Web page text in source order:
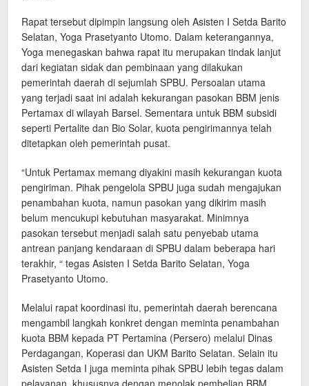
Rapat tersebut dipimpin langsung oleh Asisten I Setda Barito
Selatan, Yoga Prasetyanto Utomo. Dalam keterangannya,
Yoga menegaskan bahwa rapat itu merupakan tindak lanjut
dari kegiatan sidak dan pembinaan yang dilakukan
pemerintah daerah di sejumlah SPBU. Persoalan utama
yang terjadi saat ini adalah kekurangan pasokan BBM jenis
Pertamax di wilayah Barsel. Sementara untuk BBM subsidi
seperti Pertalite dan Bio Solar, kuota pengirimannya telah
ditetapkan oleh pemerintah pusat.
“Untuk Pertamax memang diyakini masih kekurangan kuota
pengiriman. Pihak pengelola SPBU juga sudah mengajukan
penambahan kuota, namun pasokan yang dikirim masih
belum mencukupi kebutuhan masyarakat. Minimnya
pasokan tersebut menjadi salah satu penyebab utama
antrean panjang kendaraan di SPBU dalam beberapa hari
terakhir, “ tegas Asisten I Setda Barito Selatan, Yoga
Prasetyanto Utomo.
Melalui rapat koordinasi itu, pemerintah daerah berencana
mengambil langkah konkret dengan meminta penambahan
kuota BBM kepada PT Pertamina (Persero) melalui Dinas
Perdagangan, Koperasi dan UKM Barito Selatan. Selain itu
Asisten Setda I juga meminta pihak SPBU lebih tegas dalam
pelayanan, khususnya dengan menolak pembelian BBM